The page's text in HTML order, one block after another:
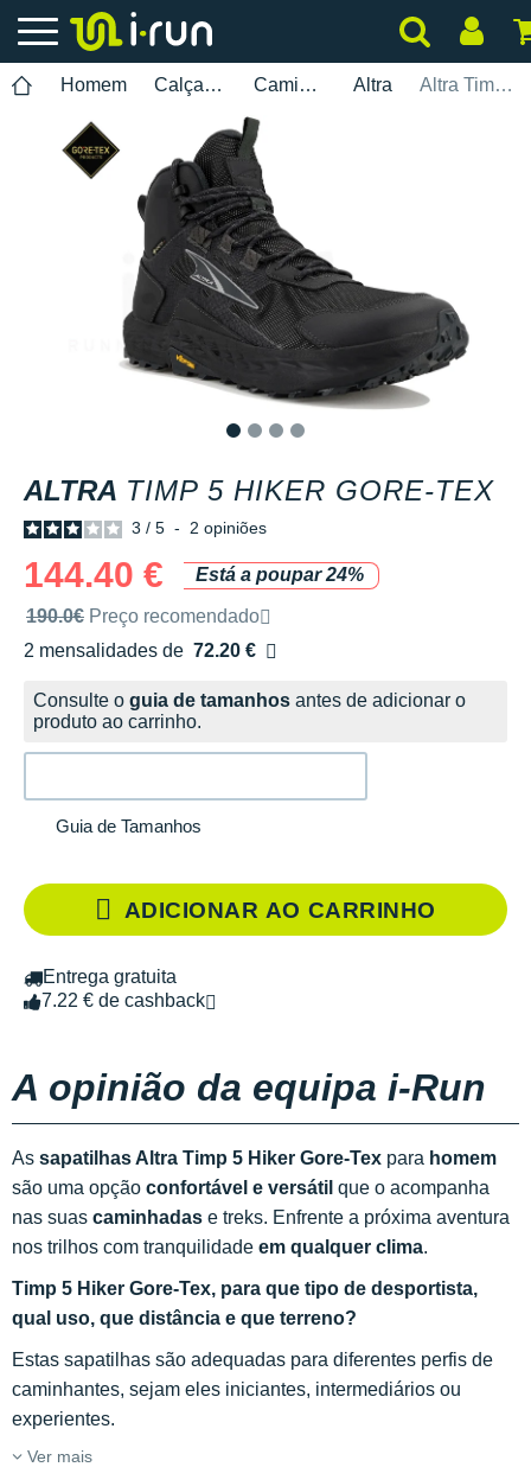
Homem Calçados Caminhada Altra Altra Timp 5 Hiker Gore-Tex
ALTRA TIMP 5 HIKER GORE-TEX
3 / 5 - 2 opiniões
144.40 €
Está a poupar 24%
Preço de venda recomendado pela marca
190.0€ Preço recomendado
2 mensalidades de 72.20 €
sem custos
Consulte o guia de tamanhos antes de adicionar o
produto ao carrinho.
Guia de Tamanhos
ADICIONAR AO CARRINHO
Entrega gratuita
7.22 € de cashback
A opinião da equipa i-Run
As sapatilhas Altra Timp 5 Hiker Gore-Tex para homem
são uma opção confortável e versátil que o acompanha
nas suas caminhadas e treks. Enfrente a próxima aventura
nos trilhos com tranquilidade em qualquer clima.
Timp 5 Hiker Gore-Tex, para que tipo de desportista,
qual uso, que distância e que terreno?
Estas sapatilhas são adequadas para diferentes perfis de
caminhantes, sejam eles iniciantes, intermediários ou
experientes.
Ver mais